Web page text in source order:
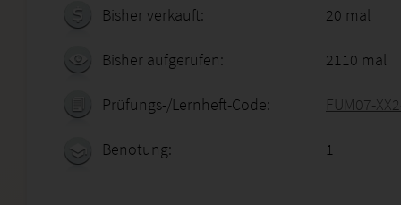
Bisher verkauft:
20 mal
Bisher aufgerufen: 2110 mal
Prüfungs-/Lernheft-Code: FUM07-
Benotung: 1